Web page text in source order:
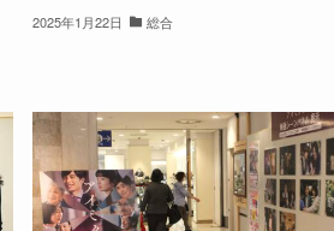
2025年1月22日 総合